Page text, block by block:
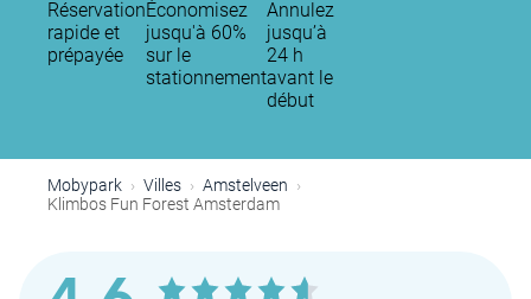
Réservation
rapide et
prépayée
Économisez
jusqu'à 60%
sur le
stationnement
Annulez
jusqu’à
24 h
avant le
début
Mobypark Villes
Amstelveen
Klimbos Fun Forest Amsterdam
P P
P